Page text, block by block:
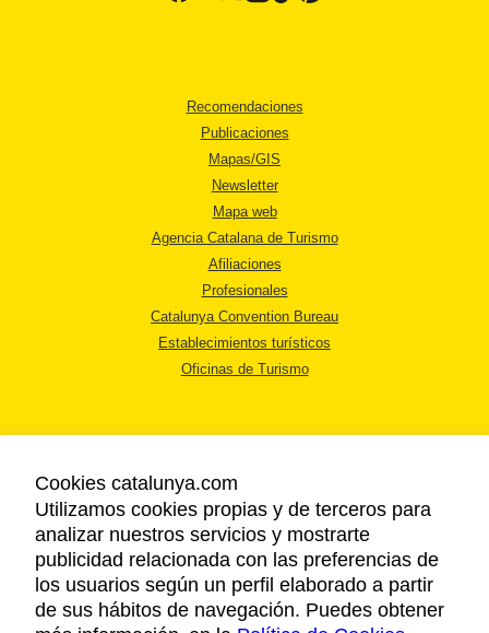
Recomendaciones
Publicaciones
Mapas/GIS
Newsletter
Mapa web
Agencia Catalana de Turismo
Afiliaciones
Profesionales
Catalunya Convention Bureau
Establecimientos turísticos
Oficinas de Turismo
AVISO LEGAL
POLÍTICA DE PRIVACIDAD
COOKIES
ACCESSIBILIDAD
Cookies catalunya.com
Utilizamos cookies propias y de terceros para
analizar nuestros servicios y mostrarte
publicidad relacionada con las preferencias de
los usuarios según un perfil elaborado a partir
de sus hábitos de navegación. Puedes obtener